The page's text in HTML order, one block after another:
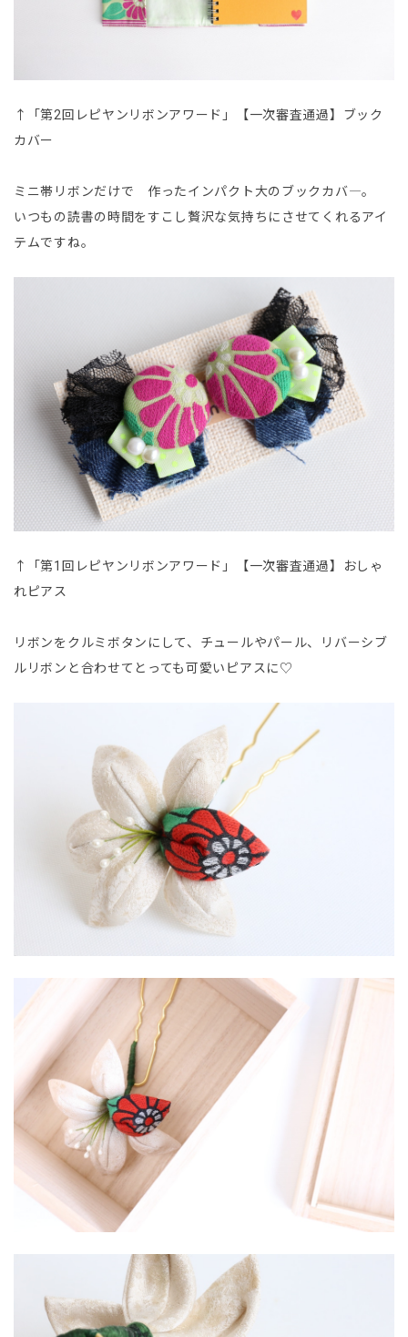
↑「第2回レピヤンリボンアワード」【一次審査通過】ブック
カバー
ミニ帯リボンだけで 作ったインパクト大のブックカバ―。
いつもの読書の時間をすこし贅沢な気持ちにさせてくれるアイ
テムですね。
↑「第1回レピヤンリボンアワード」【一次審査通過】おしゃ
れピアス
リボンをクルミボタンにして、チュールやパール、リバーシブ
ルリボンと合わせてとっても可愛いピアスに♡